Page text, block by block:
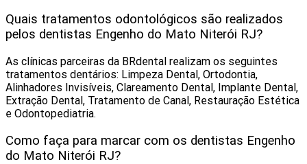
Quais tratamentos odontológicos são realizados
pelos dentistas Engenho do Mato Niterói RJ?
As clínicas parceiras da BRdental realizam os seguintes
tratamentos dentários: Limpeza Dental, Ortodontia,
Alinhadores Invisíveis, Clareamento Dental, Implante Dental,
Extração Dental, Tratamento de Canal, Restauração Estética
e Odontopediatria.
Como faça para marcar com os dentistas Engenho
do Mato Niterói RJ?